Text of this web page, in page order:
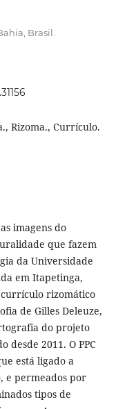
Brasil.
Rizoma., Currículo.
imagens do
que fazem
da Universidade
em Itapetinga,
currículo rizomático
de Gilles Deleuze,
do projeto
desde 2011. O PPC
está ligado a
e permeados por
tipos de